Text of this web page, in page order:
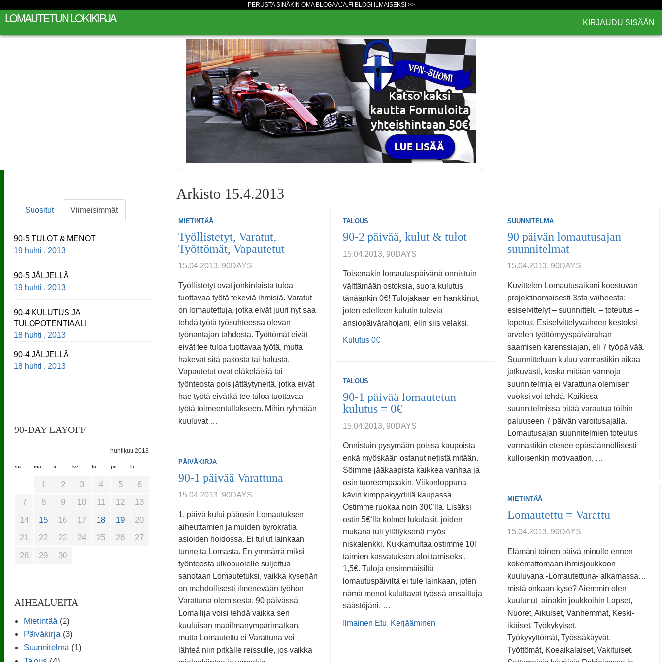
PERUSTA SINÄKIN OMA BLOGAAJA.FI BLOGI ILMAISEKSI >>
LOMAUTETUN LOKIKIRJA KIRJAUDU SISÄÄN
Arkisto 15.4.2013
MIETINTÄÄ
Työllistetyt, Varatut,
Työttömät, Vapautetut
15.04.2013, 90DAYS
Työllistetyt ovat jonkinlaista tuloa
tuottavaa työtä tekeviä ihmisiä. Varatut
on lomautettuja, jotka eivät juuri nyt saa
tehdä työtä työsuhteessa olevan
työnantajan tahdosta. Työttömät eivät
eivät tee tuloa tuottavaa työtä, mutta
hakevat sitä pakosta tai halusta.
Vapautetut ovat eläkeläisiä tai
työnteosta pois jättäytyneitä, jotka eivät
hae työtä eivätkä tee tuloa tuottavaa
työtä toimeentullakseen. Mihin ryhmään
kuuluvat …
TALOUS
90-2 päivää, kulut & tulot
15.04.2013, 90DAYS
Toisenakin lomautuspäivänä onnistuin
välttämään ostoksia, suora kulutus
tänäänkin 0€! Tulojakaan en hankkinut,
joten edelleen kulutin tulevia
ansiopäivärahojani, elin siis velaksi.
Kulutus 0€
SUUNNITELMA
90 päivän lomautusajan
suunnitelmat
15.04.2013, 90DAYS
Kuvittelen Lomautusaikani koostuvan
projektinomaisesti 3sta vaiheesta: –
esiselvittelyt – suunnittelu – toteutus –
lopetus. Esiselvittelyvaiheen kestoksi
arvelen työttömyyspäivärahan
saamisen karenssiajan, eli 7 työpäivää.
Suunnitteluun kuluu varmastikin aikaa
jatkuvasti, koska mitään varmoja
suunnitelmia ei Varattuna olemisen
vuoksi voi tehdä. Kaikissa
suunnitelmissa pitää varautua töihin
paluuseen 7 päivän varoitusajalla.
Lomautusajan suunnitelmien toteutus
varmastikin etenee epäsäännöllisesti
kulloisenkin motivaation, …
TALOUS
90-1 päivää lomautetun
kulutus = 0€
15.04.2013, 90DAYS
Onnistuin pysymään poissa kaupoista
enkä myöskään ostanut netistä mitään.
Söimme jääkaapista kaikkea vanhaa ja
osin tuoreempaakin. Viikonloppuna
kävin kimppakyydillä kaupassa.
Ostimme ruokaa noin 30€’lla. Lisäksi
ostin 5€’lla kolmet lukulasit, joiden
mukana tuli yllätyksenä myös
niskalenkki. Kukkamultaa ostimme 10l
taimien kasvatuksen aloittamiseksi,
1,5€. Tuloja ensimmäisiltä
lomautuspäiviltä ei tule lainkaan, joten
nämä menot kuluttavat työssä ansaittuja
säästöjäni, …
Ilmainen Etu, Kerjääminen
PÄIVÄKIRJA
90-1 päivää Varattuna
15.04.2013, 90DAYS
1. päivä kului pääosin Lomautuksen
aiheuttamien ja muiden byrokratia
asioiden hoidossa. Ei tullut lainkaan
tunnetta Lomasta. En ymmärrä miksi
työnteosta ulkopuolelle suljettua
sanotaan Lomautetuksi, vaikka kysehän
on mahdollisesti ilmenevään työhön
Varattuna olemisesta. 90 päivässä
Lomailija voisi tehdä vaikka sen
kuuluisan maailmanympärimatkan,
mutta Lomautettu ei Varattuna voi
lähteä niin pitkälle reissulle, jos vaikka
MIETINTÄÄ
Lomautettu = Varattu
15.04.2013, 90DAYS
Elämäni toinen päivä minulle ennen
kokemattomaan ihmisjoukkoon
kuuluvana -Lomautettuna- alkamassa…
mistä onkaan kyse? Aiemmin olen
kuulunut ainakin joukkoihin Lapset,
Nuoret, Aikuiset, Vanhemmat, Keski-
ikäiset, Työkykyiset,
Työkyvyttömät, Työssäkäyvät,
Työttömät, Koeaikalaiset, Vakituiset.
Suositut Viimeisimmät
90-5 TULOT & MENOT
19 huhti , 2013
90-5 JÄLJELLÄ
19 huhti , 2013
90-4 KULUTUS JA
TULOPOTENTIAALI
18 huhti , 2013
90-4 JÄLJELLÄ
18 huhti , 2013
90-DAY LAYOFF
huhtikuu 2013
su ma ti ke to pe la
1 2 3 4 5
6
7
8 9 10 11 12
13
14
15 16 17 18 19
20
21
22 23 24 25 26
27
28
29 30
AIHEALUEITA
Mietintää (2)
Päiväkirja (3)
Suunnitelma (1)